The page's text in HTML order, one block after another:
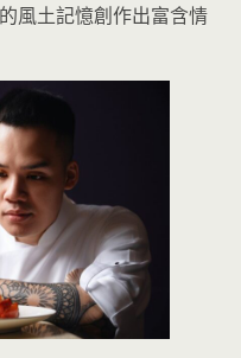
風土記憶創作出富含情